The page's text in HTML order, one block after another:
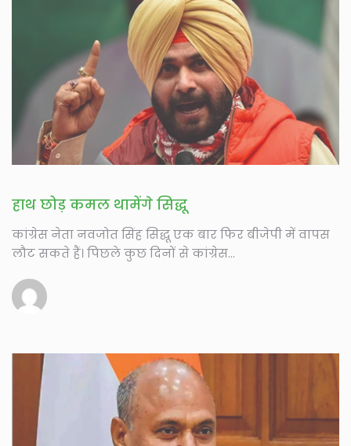
हाथ छोड़ कमल थामेंगे सिद्धू
कांग्रेस नेता नवजोत सिंह सिद्धू एक बार फिर बीजेपी में वापस
लौट सकते हैं। पिछले कुछ दिनों से कांग्रेस...